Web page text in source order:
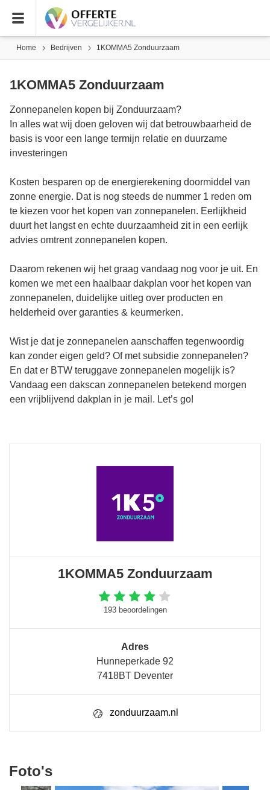
Home Bedrijven 1KOMMA5 Zonduurzaam
1KOMMA5 Zonduurzaam
Zonnepanelen kopen bij Zonduurzaam?
In alles wat wij doen geloven wij dat betrouwbaarheid de
basis is voor een lange termijn relatie en duurzame
investeringen​
Kosten besparen op de energierekening doormiddel van
zonne energie. Dat is nog steeds de nummer 1 reden om
te kiezen voor het kopen van zonnepanelen. Eerlijkheid
duurt het langst en echte duurzaamheid zit in een eerlijk
advies omtrent zonnepanelen kopen.
Daarom rekenen wij het graag vandaag nog voor je uit. En
komen we met een haalbaar dakplan voor het kopen van
zonnepanelen, duidelijke uitleg over producten en
helderheid over garanties & keurmerken.
Wist je dat je zonnepanelen aanschaffen tegenwoordig
kan zonder eigen geld? Of met subsidie zonnepanelen?
En dat er BTW teruggave zonnepanelen mogelijk is?
Vandaag een dakscan zonnepanelen betekend morgen
een vrijblijvend dakplan in je mail. Let’s go!
1KOMMA5 Zonduurzaam
193 beoordelingen
Adres
Hunneperkade 92
7418BT Deventer
zonduurzaam.nl
Foto's